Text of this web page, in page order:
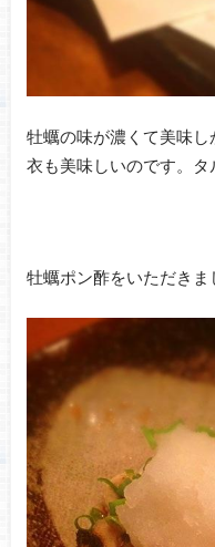
牡蠣の味が濃くて美味
衣も美味しいのです。タ
牡蠣ポン酢をいただきま